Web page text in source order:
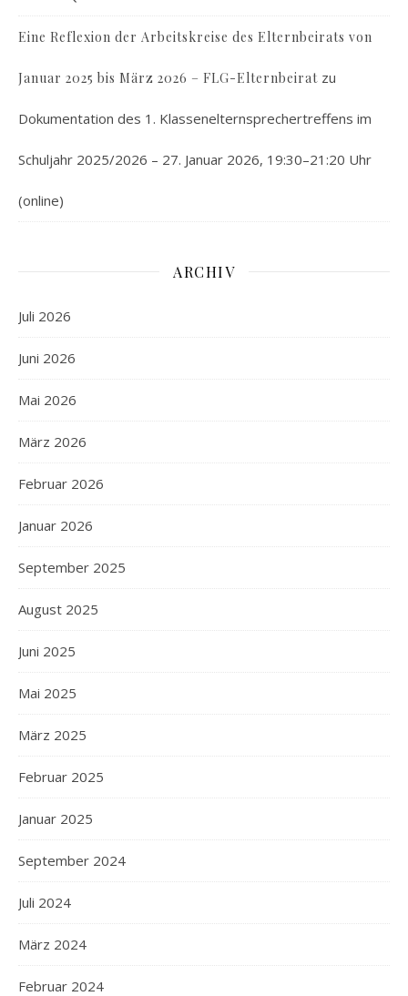
Eine Reflexion der Arbeitskreise des Elternbeirats von
Januar 2025 bis März 2026 – FLG-Elternbeirat zu
Dokumentation des 1. Klassenelternsprechertreffens im
Schuljahr 2025/2026 – 27. Januar 2026, 19:30–21:20 Uhr
(online)
ARCHIV
Juli 2026
Juni 2026
Mai 2026
März 2026
Februar 2026
Januar 2026
September 2025
August 2025
Juni 2025
Mai 2025
März 2025
Februar 2025
Januar 2025
September 2024
Juli 2024
März 2024
Februar 2024